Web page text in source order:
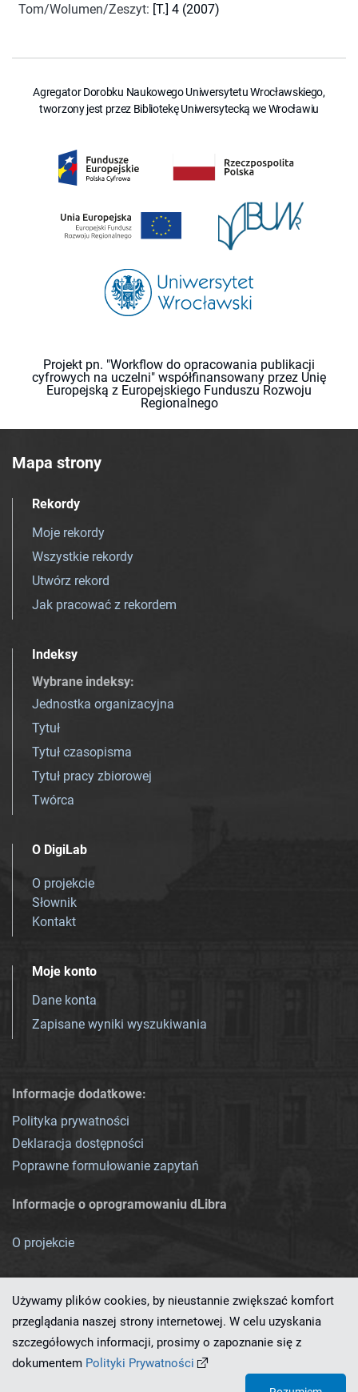
Tom/Wolumen/Zeszyt: [T.] 4 (2007)
Agregator Dorobku Naukowego Uniwersytetu Wrocławskiego,
tworzony jest przez Bibliotekę Uniwersytecką we Wrocławiu
Projekt pn. "Workflow do opracowania publikacji
cyfrowych na uczelni" współfinansowany przez Unię
Europejską z Europejskiego Funduszu Rozwoju
Regionalnego
Mapa strony
Rekordy
Moje rekordy
Wszystkie rekordy
Utwórz rekord
Jak pracować z rekordem
Indeksy
Wybrane indeksy:
Jednostka organizacyjna
Tytuł
Tytuł czasopisma
Tytuł pracy zbiorowej
Twórca
O DigiLab
O projekcie
Słownik
Kontakt
Moje konto
Dane konta
Zapisane wyniki wyszukiwania
Informacje dodatkowe:
Polityka prywatności
Deklaracja dostępności
Poprawne formułowanie zapytań
Informacje o oprogramowaniu dLibra
O projekcie
Ten serwis działa dzięki oprogramowaniu
Używamy plików cookies, by nieustannie zwiększać komfort
przeglądania naszej strony internetowej. W celu uzyskania
szczegółowych informacji, prosimy o zapoznanie się z
dokumentem Polityki Prywatności